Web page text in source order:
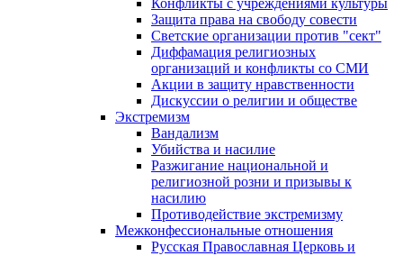
Конфликты с учреждениями культуры
Защита права на свободу совести
Светские организации против "сект"
Диффамация религиозных
организаций и конфликты со СМИ
Акции в защиту нравственности
Дискуссии о религии и обществе
Экстремизм
Вандализм
Убийства и насилие
Разжигание национальной и
религиозной розни и призывы к
насилию
Противодействие экстремизму
Межконфессиональные отношения
Русская Православная Церковь и